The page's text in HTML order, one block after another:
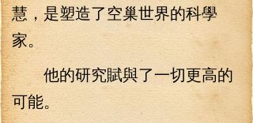
慧，是塑造了空巢世界的科學
家。
他的研究賦與了一切更高的
可能。